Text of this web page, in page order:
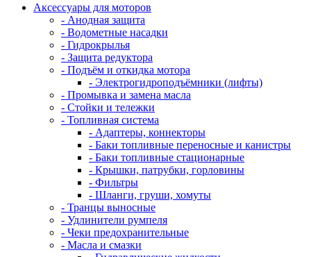
Аксессуары для моторов
- Анодная защита
- Водометные насадки
- Гидрокрылья
- Защита редуктора
- Подъём и откидка мотора
- Электрогидроподъёмники (лифты)
- Промывка и замена масла
- Стойки и тележки
- Топливная система
- Адаптеры, коннекторы
- Баки топливные переносные и канистры
- Баки топливные стационарные
- Крышки, патрубки, горловины
- Фильтры
- Шланги, груши, хомуты
- Транцы выносные
- Удлинители румпеля
- Чеки предохранительные
- Масла и смазки